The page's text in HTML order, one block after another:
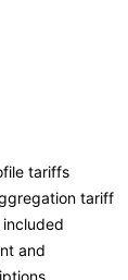
tariffs
tariff
and